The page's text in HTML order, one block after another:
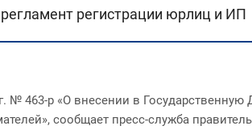
регистрации юрлиц и ИП
463-р «О внесении в Государственную
сообщает пресс-служба